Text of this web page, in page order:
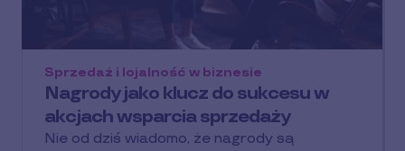
Nagrody jako klucz do sukcesu w
akcjach wsparcia sprzedaży
Sprzedaż i lojalność w biznesie
Nie od dziś wiadomo, że nagrody są